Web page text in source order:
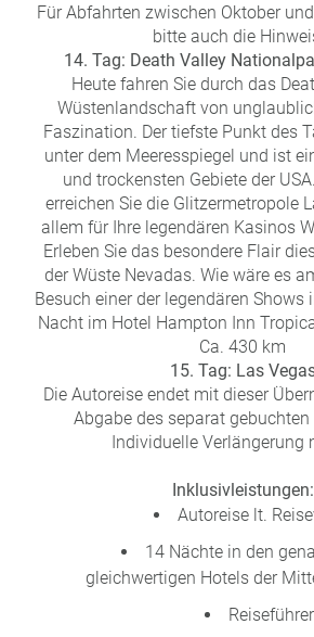
Für Abfahrten zwischen Oktober
bitte auch die
14. Tag: Death Valley
Heute fahren Sie durch das
Wüstenlandschaft von
Faszination. Der tiefste Punkt des
unter dem Meeresspiegel und ist
und trockensten Gebiete der
erreichen Sie die Glitzermetropole
allem für Ihre legendären Kasinos
Erleben Sie das besondere Flair
der Wüste Nevadas. Wie wäre es
Besuch einer der legendären Shows
Nacht im Hotel Hampton Inn
Ca. 430 km
15. Tag: Las
Die Autoreise endet mit dieser
Abgabe des separat
Individuelle Verlängerung
Inklusivleistungen:
Autoreise lt.
14 Nächte in den
gleichwertigen Hotels der
Reiseführer